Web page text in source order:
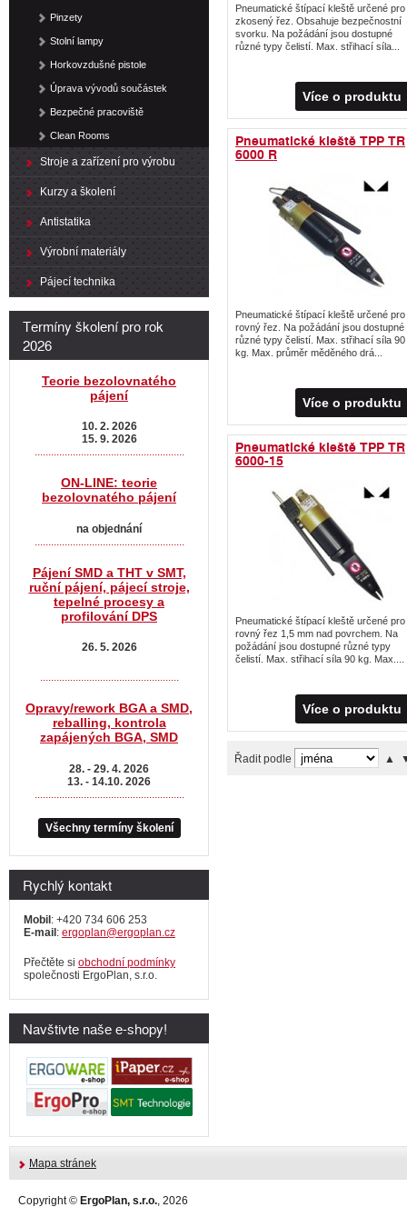
Pneumatické štípací kleště určené pro
zkosený řez. Obsahuje bezpečnostní
svorku. Na požádání jsou dostupné
různé typy čelistí. Max. střihací síla...
Více o produktu
Pneumatické kleště TPP TR
6000 R
Pneumatické štípací kleště určené pro
rovný řez. Na požádání jsou dostupné
různé typy čelistí. Max. střihací síla 90
kg. Max. průměr měděného drá...
Více o produktu
Pneumatické kleště TPP TR
6000-15
Pneumatické štípací kleště určené pro
rovný řez 1,5 mm nad povrchem. Na
požádání jsou dostupné různé typy
čelistí. Max. střihací síla 90 kg. Max....
Více o produktu
Řadit podle ▲
Pinzety
Stolní lampy
Horkovzdušné pistole
Úprava vývodů součástek
Bezpečné pracoviště
Clean Rooms
Stroje a zařízení pro výrobu
Kurzy a školení
Antistatika
Výrobní materiály
Pájecí technika
Termíny školení pro rok
2026
Teorie bezolovnatého
pájení
10. 2. 2026
15. 9. 2026
.......................................................
ON-LINE: teorie
bezolovnatého pájení
na objednání
Pájení SMD a THT v SMT,
ruční pájení, pájecí stroje,
tepelné procesy a
profilování DPS
26. 5. 2026
...................................................
Opravy/rework BGA a SMD,
reballing, kontrola
zapájených BGA, SMD
28. - 29. 4. 2026
13. - 14.10. 2026
Všechny termíny školení
Rychlý kontakt
Mobil: +420 734 606 253
E-mail: ergoplan@ergoplan.cz
Přečtěte si obchodní podmínky
společnosti ErgoPlan, s.r.o.
Navštivte naše e-shopy!
Mapa stránek
Copyright © ErgoPlan, s.r.o., 2026